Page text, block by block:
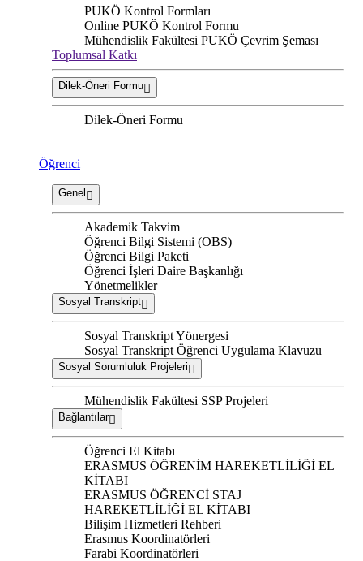
PUKÖ Kontrol Formları
Online PUKÖ Kontrol Formu
Mühendislik Fakültesi PUKÖ Çevrim Şeması
Toplumsal Katkı
Dilek-Öneri Formu
Dilek-Öneri Formu
Öğrenci
Genel
Akademik Takvim
Öğrenci Bilgi Sistemi (OBS)
Öğrenci Bilgi Paketi
Öğrenci İşleri Daire Başkanlığı
Yönetmelikler
Sosyal Transkript
Sosyal Transkript Yönergesi
Sosyal Transkript Öğrenci Uygulama Klavuzu
Sosyal Sorumluluk Projeleri
Mühendislik Fakültesi SSP Projeleri
Bağlantılar
Öğrenci El Kitabı
ERASMUS ÖĞRENİM HAREKETLİLİĞİ EL
KİTABI
ERASMUS ÖĞRENCİ STAJ
HAREKETLİLİĞİ EL KİTABI
Bilişim Hizmetleri Rehberi
Erasmus Koordinatörleri
Farabi Koordinatörleri